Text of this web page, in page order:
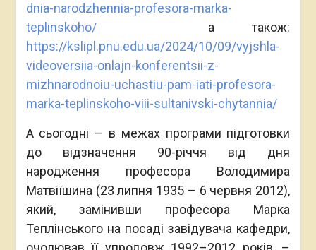
dnia-narodzhennia-profesora-marka-
teplinskoho/а також:
https://kslipl.pnu.edu.ua/2024/10/09/vyjshla-
videoversiia-onlajn-konferentsii-z-
mizhnarodnoiu-uchastiu-pam-iati-profesora-
marka-teplinskoho-viii-sultanivski-chytannia/
А сьогодні – в межах програми підготовки
до відзначення 90-річчя від дня
народження професора Володимира
Матвіїшина (23 липня 1935 – 6 червня 2012),
який, замінивши професора Марка
Теплінського на посаді завідувача кафедри,